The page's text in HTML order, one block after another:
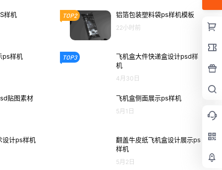
样机
ps样机
贴图素材
设计ps样机
TOP2 铝箔包装塑料袋ps样机模板
22小时前
TOP3
飞机盒大件快递盒设计psd样
机
4月30日
飞机盒侧面展示ps样机
5月1日
翻盖牛皮纸飞机盒设计展示ps
样机
5月2日